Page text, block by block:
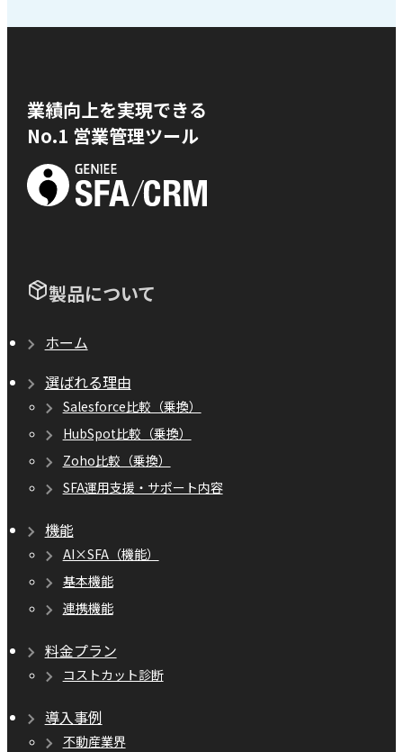
業績向上を実現できる
No.1 営業管理ツール
製品について
ホーム
選ばれる理由
Salesforce比較（乗換）
HubSpot比較（乗換）
Zoho比較（乗換）
SFA運用支援・サポート内容
機能
AI×SFA（機能）
基本機能
連携機能
料金プラン
コストカット診断
導入事例
不動産業界